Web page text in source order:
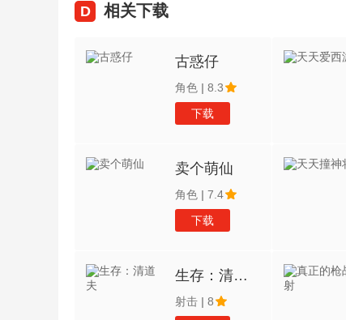
D 相关下载
古惑仔
角色 | 8.3
下载
卖个萌仙
角色 | 7.4
下载
生存：清道夫
射击 | 8